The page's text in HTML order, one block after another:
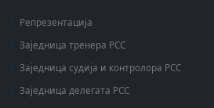
Репрезентација
Заједница тренера РСС
Заједница судија и контролора РСС
Заједница делегата РСС